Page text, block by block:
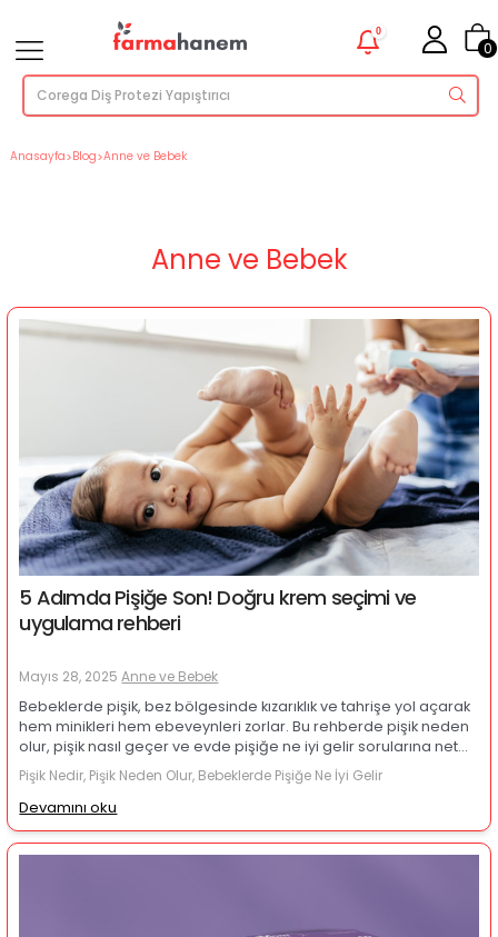
0
0
Anasayfa>Blog>Anne ve Bebek
Anne ve Bebek
5 Adımda Pişiğe Son! Doğru krem seçimi ve
uygulama rehberi
Mayıs 28, 2025 Anne ve Bebek
Bebeklerde pişik, bez bölgesinde kızarıklık ve tahrişe yol açarak
hem minikleri hem ebeveynleri zorlar. Bu rehberde pişik neden
olur, pişik nasıl geçer ve evde pişiğe ne iyi gelir sorularına net
yanıtlar bulacak; en iyi pişik kremi seçiminden Bepanthol,
Sudocrem ve BioBaby gibi ürünlerin farklarına kadar pratik,
hipoalerjenik çözümlerle bebek cildini koruma yollarını
öğreneceksiniz.
Pişik Nedir, Pişik Neden Olur, Bebeklerde Pişiğe Ne İyi Gelir
Devamını oku